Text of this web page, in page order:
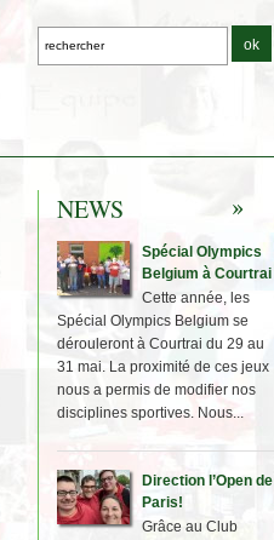
NEWS
Spécial Olympics
Belgium à Courtrai
Cette année, les
Spécial Olympics Belgium se
dérouleront à Courtrai du 29 au
31 mai. La proximité de ces jeux
nous a permis de modifier nos
disciplines sportives. Nous...
Direction l’Open de
Paris!
Grâce au Club